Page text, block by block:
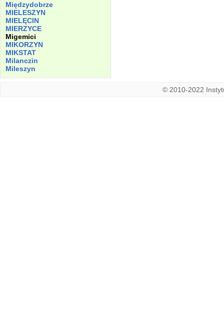
Międzydobrze
MIELESZYN
MIELĘCIN
MIERZYCE
Migemici
MIKORZYN
MIKSTAT
Milanczin
Mileszyn
© 2010-2022